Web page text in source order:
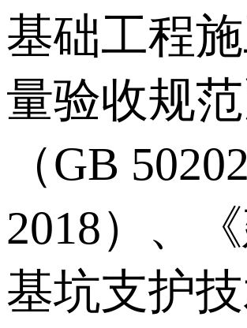
基础工程
量验收规范
（GB 50202
2018）、
基坑支护